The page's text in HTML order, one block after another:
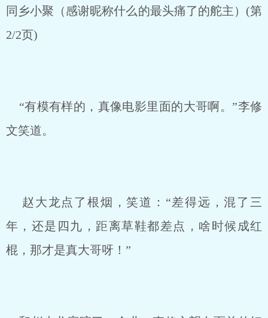
同乡小聚（感谢昵称什么的最头痛了的舵主）(第
2/2页)
“有模有样的，真像电影里面的大哥啊。”李修
文笑道。
赵大龙点了根烟，笑道：“差得远，混了三
年，还是四九，距离草鞋都差点，啥时候成红
棍，那才是真大哥呀！”